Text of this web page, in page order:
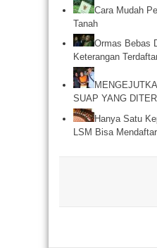
Cara Mudah
Tanah
Ormas Bebas
Keterangan
SUAP YANG
Hanya Satu
LSM Bisa Mendaftar